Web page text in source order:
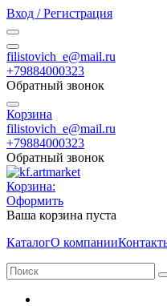
Вход / Регистрация
filistovich_e@mail.ru
+79884000323
Обратный звонок
Корзина
filistovich_e@mail.ru
+79884000323
Обратный звонок
Корзина:
Оформить
Ваша корзина пуста
КаталогО компании